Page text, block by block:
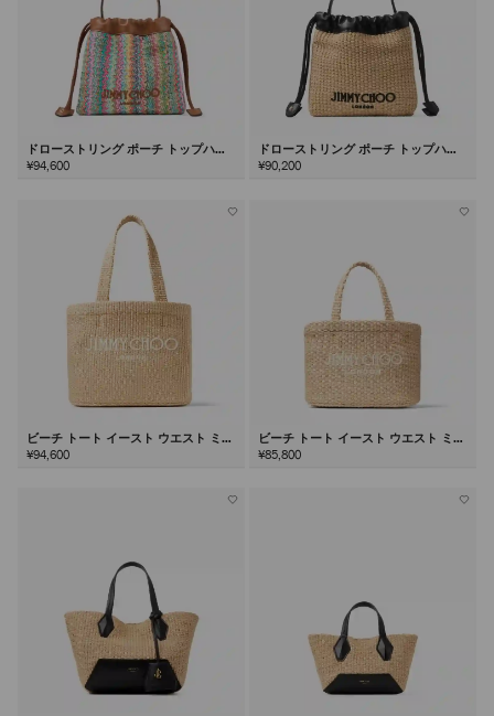
ドローストリング ポーチ トップハン
ドル
¥94,600
ドローストリング ポーチ トップハン
ドル
¥90,200
ビーチ トート イースト ウエスト ミデ
ィアム
¥94,600
ビーチ トート イースト ウエスト ミニ
¥85,800